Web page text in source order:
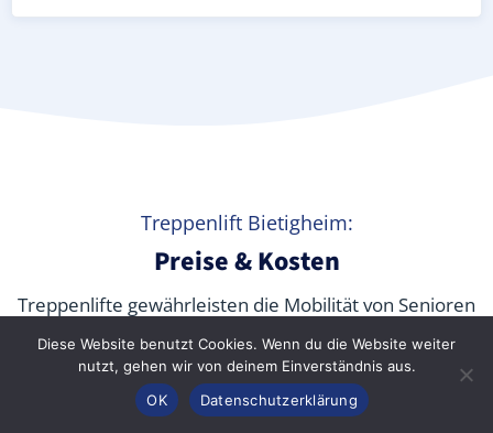
Treppenlift Bietigheim:
Preise & Kosten
Treppenlifte gewährleisten die Mobilität von Senioren
und körperlich beeinträchtigten Menschen jeden
Alters in den eigenen vier Wänden sowie in
öffentlichen Gebäuden. Aberwas kostet ein
Treppenlift wirklich? Wir verraten Ihnen die
Konfigurator
Diese Website benutzt Cookies. Wenn du die Website weiter
nutzt, gehen wir von deinem Einverständnis aus.
OK
Datenschutzerklärung